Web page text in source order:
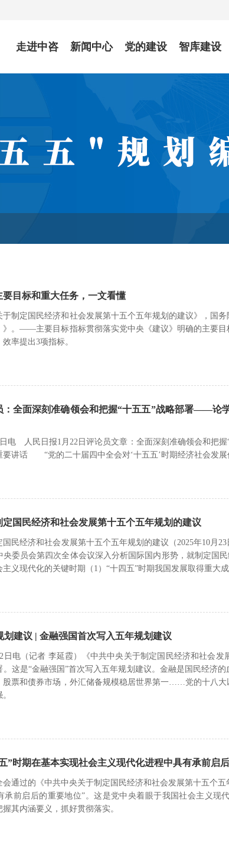
走进中咨 新闻中心 党的建设 智库建设
要目标和重大任务，一文看懂
于制定国民经济和社会发展第十五个五年规划的建议》，国
》。——主要目标指标贯彻落实党中央《建议》明确的主要
率提出3项指标。
：全面深刻准确领会和把握“十五五”战略部署——论
电 人民日报1月22日评论员文章：全面深刻准确领会和把
要讲话 “党的二十届四中全会对‘十五五’时期经济社会发展
定国民经济和社会发展第十五个五年规划的建议
民经济和社会发展第十五个五年规划的建议（2025年10月
央委员会第四次全体会议深入分析国际国内形势，就制定国
义现代化的关键时期（1）“十四五”时期我国发展取得重大成
建议 | 金融强国首次写入五年规划建议
日电（记者 李延霞）《中共中央关于制定国民经济和社会
。这是“金融强国”首次写入五年规划建议。金融是国民经济
股票和债券市场，外汇储备规模稳居世界第一……党的十八
”时期在基本实现社会主义现代化进程中具有承前启
通过的《中共中央关于制定国民经济和社会发展第十五个
承前启后的重要地位”。这是党中央着眼于我国社会主义现
其内涵要义，抓好贯彻落实。